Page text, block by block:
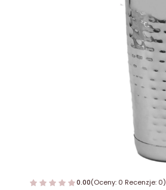
0.00(Oceny: 0 Recenzje: 0)